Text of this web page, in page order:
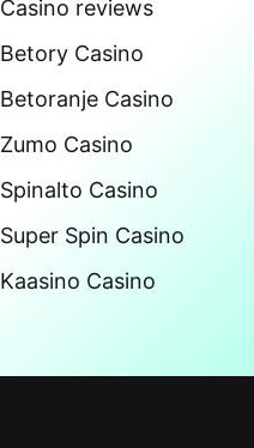
Casino reviews
Betory Casino
Betoranje Casino
Zumo Casino
Spinalto Casino
Super Spin Casino
Kaasino Casino